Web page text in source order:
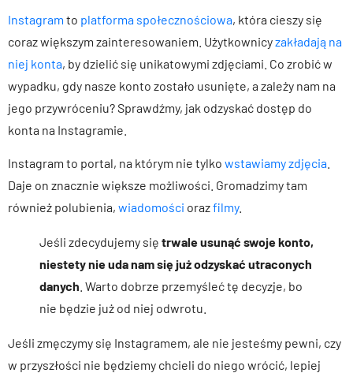
Instagram to platforma społecznościowa, która cieszy się
coraz większym zainteresowaniem. Użytkownicyzakładają na
niej konta, by dzielić się unikatowymi zdjęciami. Co zrobić w
wypadku, gdy nasze konto zostało usunięte, a zależy nam na
jego przywróceniu? Sprawdźmy, jak odzyskać dostęp do
konta na Instagramie.
Instagram to portal, na którym nie tylko wstawiamy zdjęcia
Daje on znacznie większe możliwości. Gromadzimy tam
również polubienia, wiadomości orazfilmy.
Jeśli zdecydujemy się trwale usunąć swoje konto,
niestety nie uda nam się już odzyskać utraconych
danych . Warto dobrze przemyśleć tę decyzje, bo
nie będzie już od niej odwrotu.
Jeśli zmęczymy się Instagramem, ale nie jesteśmy pewni, czy
w przyszłości nie będziemy chcieli do niego wrócić, lepiej